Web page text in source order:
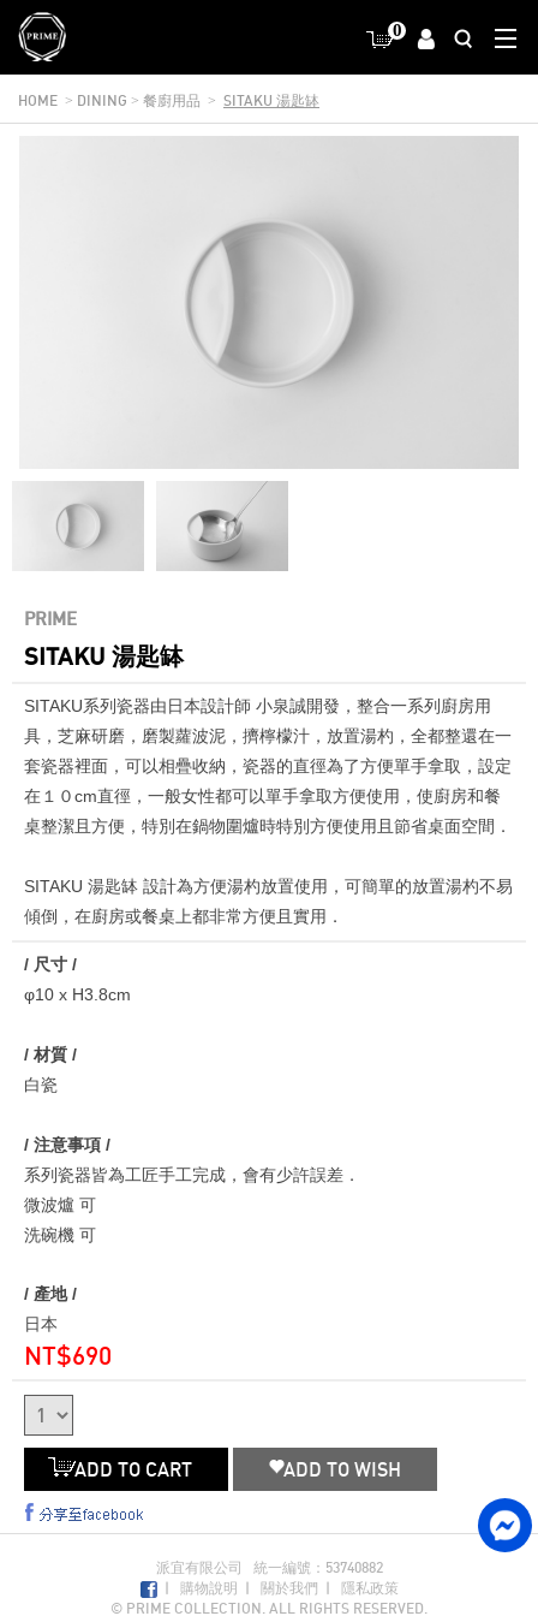
0
HOME > DINING > 餐廚用品 > SITAKU 湯匙缽
PRIME
SITAKU 湯匙缽
SITAKU系列瓷器由日本設計師 小泉誠開發，整合一系列廚房用
具，芝麻研磨，磨製蘿波泥，擠檸檬汁，放置湯杓，全都整還在一
套瓷器裡面，可以相疊收納，瓷器的直徑為了方便單手拿取，設定
在１０cm直徑，一般女性都可以單手拿取方便使用，使廚房和餐
桌整潔且方便，特別在鍋物圍爐時特別方便使用且節省桌面空間．
SITAKU 湯匙缽 設計為方便湯杓放置使用，可簡單的放置湯杓不易
傾倒，在廚房或餐桌上都非常方便且實用．
​/ 尺寸 /
φ10 x H3.8cm
/ 材質 /
白瓷
/ 注意事項 /
系列瓷器皆為工匠手工完成，會有少許誤差．
微波爐 可
洗碗機 可
/ 產地 /
日本
NT$690
ADD TO CART ADD TO WISH
派宜有限公司 統一編號：53740882
| 購物說明 | 關於我們 | 隱私政策
© PRIME COLLECTION. ALL RIGHTS RESERVED.